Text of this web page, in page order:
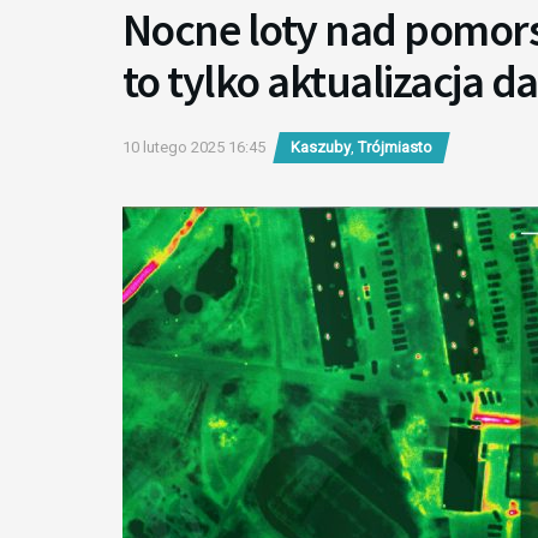
Nocne loty nad
to tylko aktualizacja
10 lutego 2025 16:45 Kaszuby,Trójmiasto